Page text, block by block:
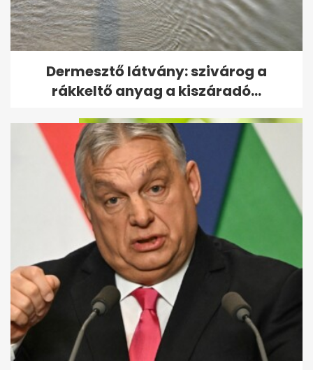
Bejelentette a Tisza: megvan,
ki lesz az új köztársasági elnök
Olcsó import dinnye: akár 135
forintos akciók nyomják le a
piacot
Dermesztő látvány: szivárog a
rákkeltő anyag a kiszáradó...